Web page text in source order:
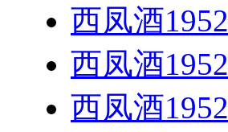
西凤酒
西凤酒
西凤酒